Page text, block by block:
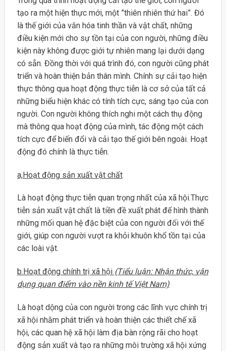
tạo ra một hiện thực mới, một ”thiên nhiên thứ hai”. Đó
là thế giới của văn hóa tinh thần và vật chất, những
điều kiện mới cho sự tồn tại của con người, những điều
kiện này không được giới tự nhiên mang lại dưới dạng
có sẵn. Đồng thời với quá trình đó, con người cũng phát
triển và hoàn thiện bản thân mình. Chính sự cải tạo hiện
thực thông qua hoạt động thực tiễn là cơ sở của tất cả
những biểu hiện khác có tính tích cực, sáng tạo của con
người. Con người không thích nghi một cách thụ động
mà thông qua hoạt động của mình, tác động một cách
tích cực để biến đổi và cải tạo thế giới bên ngoài. Hoạt
động đó chính là thực tiễn.
a,Hoạt động sản xuất vật chất
Là hoạt động thực tiễn quan trọng nhất của xã hội.Thực
tiễn sản xuất vật chất là tiền đề xuất phát để hình thành
những mối quan hệ đặc biệt của con người đối với thế
giới, giúp con người vượt ra khỏi khuôn khổ tồn tại của
các loài vật.
b.Hoạt động chính trị xã hội (Tiểu luận: Nhận thức, vận
dụng quan điểm vào nền kinh tế Việt Nam)
Là hoạt dộng của con người trong các lĩnh vực chính trị
xã hội nhằm phát triển và hoàn thiện các thiết chế xã
hội, các quan hệ xã hội làm địa bàn rộng rãi cho hoạt
động sản xuất và tạo ra những môi trường xã hội xứng